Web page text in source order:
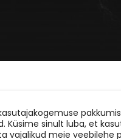
Küsime sinult luba, et
vajalikud meie veebilehe